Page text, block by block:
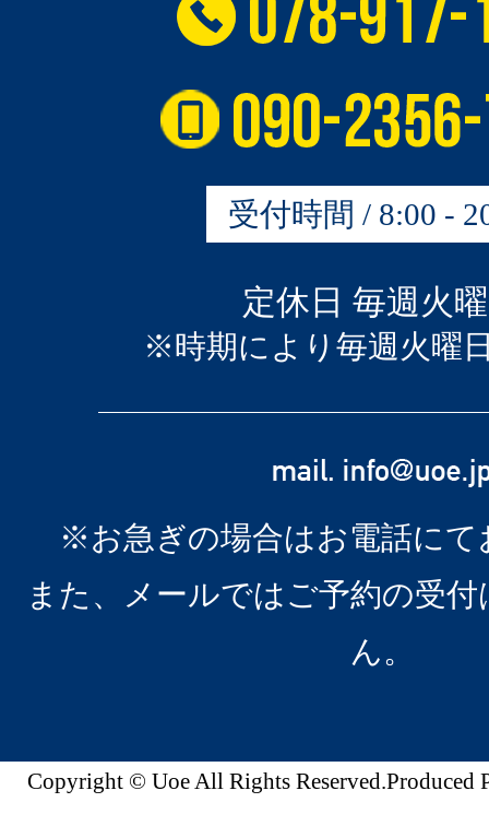
受付時間 / 8:00 -
定休日 毎週火
※時期により毎週火曜
※お急ぎの場合はお電話にて
また、メールではご予約の受
ん。
Copyright © Uoe All Rights Reserved.Produced